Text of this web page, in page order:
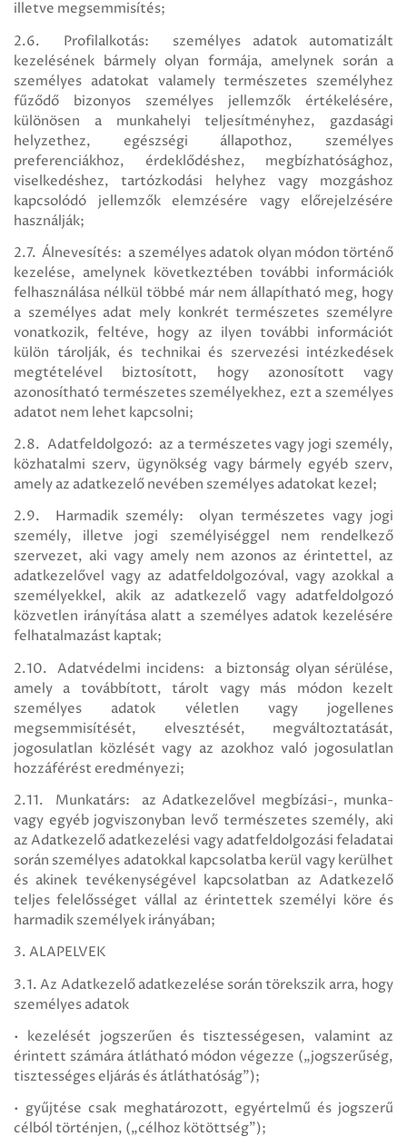
illetve megsemmisítés;
2.6. Profilalkotás: személyes adatok automatizált
kezelésének bármely olyan formája, amelynek során a
személyes adatokat valamely természetes személyhez
fűződő bizonyos személyes jellemzők értékelésére,
különösen a munkahelyi teljesítményhez, gazdasági
helyzethez, egészségi állapothoz, személyes
preferenciákhoz, érdeklődéshez, megbízhatósághoz,
viselkedéshez, tartózkodási helyhez vagy mozgáshoz
kapcsolódó jellemzők elemzésére vagy előrejelzésére
használják;
2.7. Álnevesítés: a személyes adatok olyan módon történő
kezelése, amelynek következtében további információk
felhasználása nélkül többé már nem állapítható meg, hogy
a személyes adat mely konkrét természetes személyre
vonatkozik, feltéve, hogy az ilyen további információt
külön tárolják, és technikai és szervezési intézkedések
megtételével biztosított, hogy azonosított vagy
azonosítható természetes személyekhez, ezt a személyes
adatot nem lehet kapcsolni;
2.8. Adatfeldolgozó: az a természetes vagy jogi személy,
közhatalmi szerv, ügynökség vagy bármely egyéb szerv,
amely az adatkezelő nevében személyes adatokat kezel;
2.9. Harmadik személy: olyan természetes vagy jogi
személy, illetve jogi személyiséggel nem rendelkező
szervezet, aki vagy amely nem azonos az érintettel, az
adatkezelővel vagy az adatfeldolgozóval, vagy azokkal a
személyekkel, akik az adatkezelő vagy adatfeldolgozó
közvetlen irányítása alatt a személyes adatok kezelésére
felhatalmazást kaptak;
2.10. Adatvédelmi incidens: a biztonság olyan sérülése,
amely a továbbított, tárolt vagy más módon kezelt
személyes adatok véletlen vagy jogellenes
megsemmisítését, elvesztését, megváltoztatását,
jogosulatlan közlését vagy az azokhoz való jogosulatlan
hozzáférést eredményezi;
2.11. Munkatárs: az Adatkezelővel megbízási-, munka-
vagy egyéb jogviszonyban levő természetes személy, aki
az Adatkezelő adatkezelési vagy adatfeldolgozási feladatai
során személyes adatokkal kapcsolatba kerül vagy kerülhet
és akinek tevékenységével kapcsolatban az Adatkezelő
teljes felelősséget vállal az érintettek személyi köre és
harmadik személyek irányában;
3. ALAPELVEK
3.1. Az Adatkezelő adatkezelése során törekszik arra, hogy
személyes adatok
• kezelését jogszerűen és tisztességesen, valamint az
érintett számára átlátható módon végezze („jogszerűség,
tisztességes eljárás és átláthatóság”);
• gyűjtése csak meghatározott, egyértelmű és jogszerű
célból történjen, („célhoz kötöttség”);